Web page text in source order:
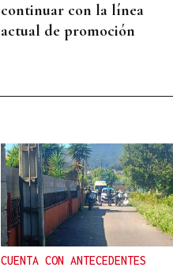
continuar con la línea
actual de promoción
CUENTA CON ANTECEDENTES